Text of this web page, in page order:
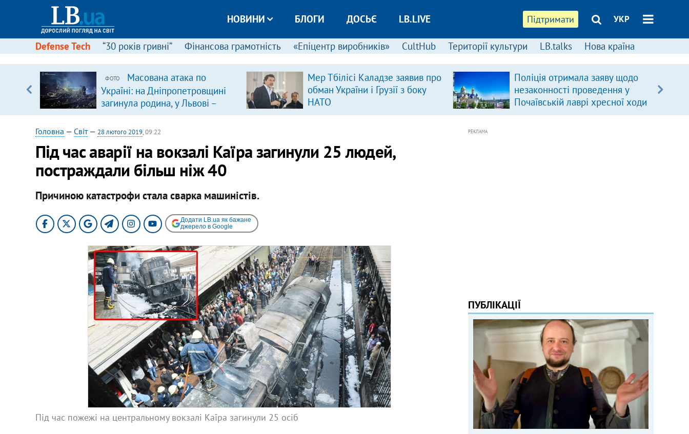
Підтримати УКР
НОВИНИ БЛОГИ ДОСЬЄ LB.LIVE
Defense Tech “30 років гривні” Фінансова грамотність «Епіцентр виробників» CultHub Території культури LB.talks Нова країна
ФОТО
Масована атака по
Україні: на Дніпропетровщині
загинула родина, у Львові –
удар по багатоповерхівках
(доповнюється)
Мер Тбілісі Каладзе заявив про
обман України і Грузії з боку
НАТО
Поліція отримала заяву щодо
незаконності проведення у
Почаївській лаврі хресної ходи
Головна — Світ— 28 лютого 2019, 09:22
Під час аварії на вокзалі Каїра загинули 25 людей,
постраждали більш ніж 40
Причиною катастрофи стала сварка машиністів.
Додати LB.ua як бажане
джерело в Google
Під час пожежі на центральному вокзалі Каїра загинули 25 осіб
РЕКЛАМА
ПУБЛІКАЦІЇ